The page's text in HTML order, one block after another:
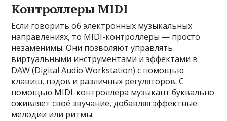
Контроллеры MIDI
Если говорить об электронных музыкальных
направлениях, то MIDI-контроллеры — просто
незаменимы. Они позволяют управлять
виртуальными инструментами и эффектами в
DAW (Digital Audio Workstation) с помощью
клавиш, пэдов и различных регуляторов. С
помощью MIDI-контроллера музыкант буквально
оживляет своё звучание, добавляя эффектные
мелодии или ритмы.